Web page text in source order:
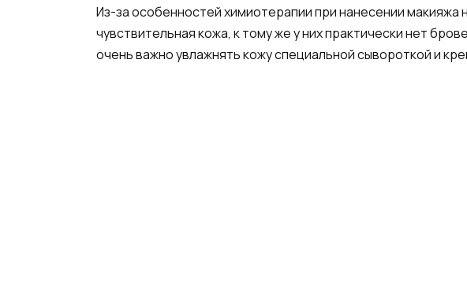
Из-за особенностей химиотерапии при нанесении
чувствительная кожа, к тому же у них практически нет
очень важно увлажнять кожу специальной сывороткой и